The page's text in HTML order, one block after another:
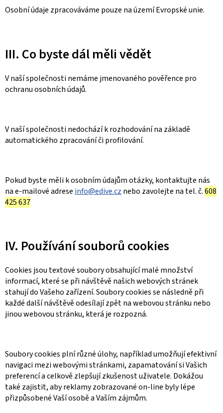
Osobní údaje zpracováváme pouze na území Evropské unie.
III. Co byste dál měli vědět
V naší společnosti nemáme jmenovaného pověřence pro
ochranu osobních údajů.
V naší společnosti nedochází k rozhodování na základě
automatického zpracování či profilování.
Pokud byste měli k osobním údajům otázky, kontaktujte nás
na e-mailové adrese info@edive.cz nebo zavolejte na tel. č.608
425 637
IV. Používání souborů cookies
Cookies jsou textové soubory obsahující malé množství
informací, které se při návštěvě našich webových stránek
stahují do Vašeho zařízení. Soubory cookies se následně při
každé další návštěvě odesílají zpět na webovou stránku nebo
jinou webovou stránku, která je rozpozná.
Soubory cookies plní různé úlohy, například umožňují efektivní
navigaci mezi webovými stránkami, zapamatování si Vašich
preferencí a celkově zlepšují zkušenost uživatele. Dokážou
také zajistit, aby reklamy zobrazované on-line byly lépe
přizpůsobené Vaší osobě a Vaším zájmům.